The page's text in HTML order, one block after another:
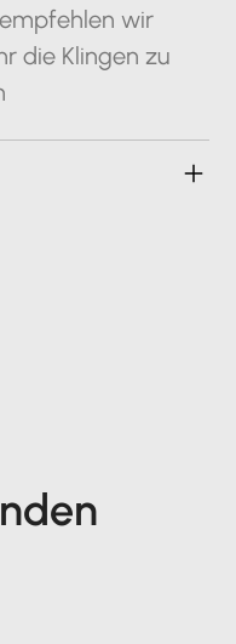
wir
die Klingen zu